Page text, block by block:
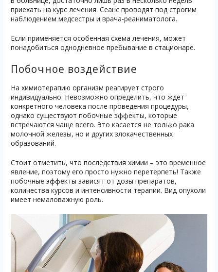
приехать на курс лечения. Сеанс проводят под строгим
наблюдением медсестры и врача-реаниматолога.
Если применяется особенная схема лечения, может
понадобиться однодневное пребывание в стационаре.
Побочное воздействие
На химиотерапию организм реагирует строго
индивидуально. Невозможно определить, что ждет
конкретного человека после проведения процедуры,
однако существуют побочные эффекты, которые
встречаются чаще всего. Это касается не только рака
молочной железы, но и других злокачественных
образований.
Стоит отметить, что последствия химии – это временное
явление, поэтому его просто нужно перетерпеть! Также
побочные эффекты зависят от дозы препаратов,
количества курсов и интенсивности терапии. Вид опухоли
имеет немаловажную роль.